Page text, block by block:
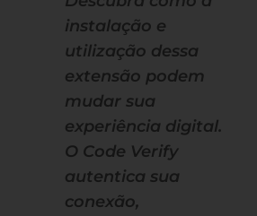
instalação e
utilização dessa
extensão podem
mudar sua
experiência digital.
O Code Verify
autentica sua
conexão,